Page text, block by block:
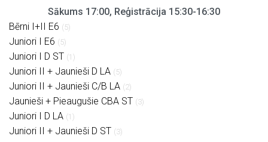
Sākums 17:00, Reģistrācija 15:30-16:30
Bērni I+II E6 (5)
Juniori I E6 (5)
Juniori I D ST (1)
Juniori II + Jaunieši D LA (5)
Juniori II + Jaunieši C/B LA (2)
Jaunieši + Pieaugušie CBA ST (3)
Juniori I D LA (1)
Juniori II + Jaunieši D ST (3)